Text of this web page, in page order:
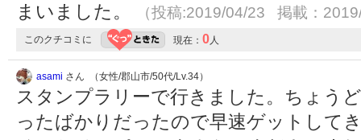
まいました。
（投稿:2019/04/23 掲載：
このクチコミに 現在： 0人
asami さん （女性/郡山市/50代/Lv.34）
スタンプラリーで行きました。ちょう
ったばかりだったので早速ゲットして